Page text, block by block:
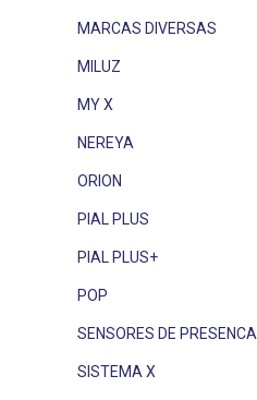
MARCAS DIVERSAS
MILUZ
MY X
NEREYA
ORION
PIAL PLUS
PIAL PLUS+
POP
SENSORES DE PRESENCA
SISTEMA X